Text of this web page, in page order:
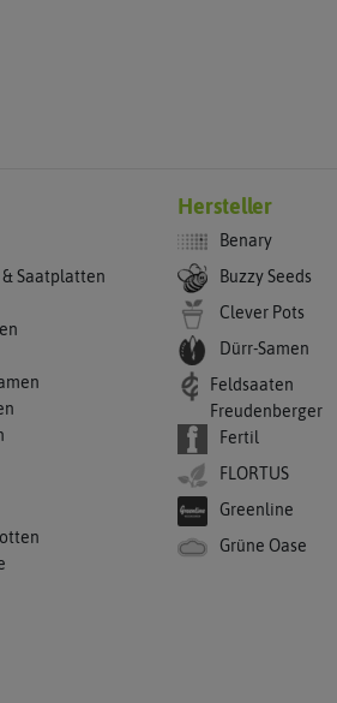
Saatplatten
Hersteller
Benary
Buzzy Seeds
Clever Pots
Dürr-Samen
Feldsaaten
Freudenberger
Fertil
FLORTUS
Greenline
Grüne Oase